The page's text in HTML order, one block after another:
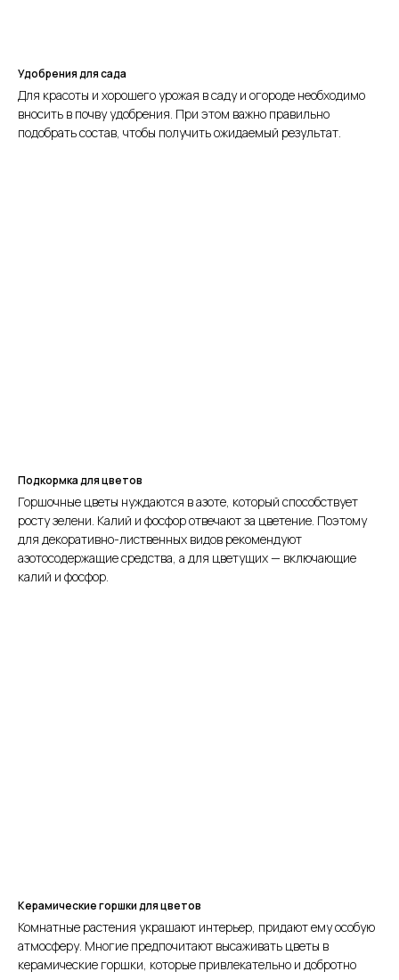
Удобрения для сада
Для красоты и хорошего урожая в саду и огороде необходимо
вносить в почву удобрения. При этом важно правильно
подобрать состав, чтобы получить ожидаемый результат.
Подкормка для цветов
Горшочные цветы нуждаются в азоте, который способствует
росту зелени. Калий и фосфор отвечают за цветение. Поэтому
для декоративно-лиственных видов рекомендуют
азотосодержащие средства, а для цветущих — включающие
калий и фосфор.
Керамические горшки для цветов
Комнатные растения украшают интерьер, придают ему особую
атмосферу. Многие предпочитают высаживать цветы в
керамические горшки, которые привлекательно и добротно